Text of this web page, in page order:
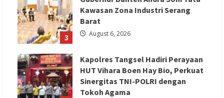
3
Kawasan Zona Industri Serang
Barat
August 6, 2026
Kapolres Tangsel Hadiri Perayaan
HUT Vihara Boen Hay Bio, Perkuat
Sinergitas TNI-POLRI dengan
Tokoh Agama